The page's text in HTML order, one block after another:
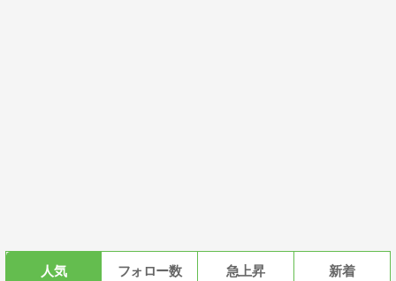
人気 フォロー数 急上昇 新着